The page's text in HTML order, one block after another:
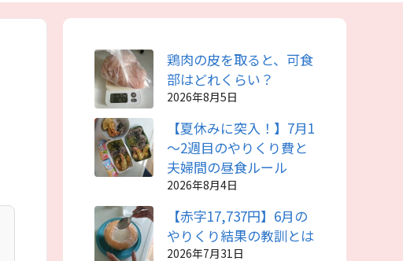
鶏肉の皮を取ると、可食
部はどれくらい？
2026年8月5日
【夏休みに突入！】7月1
～2週目のやりくり費と
夫婦間の昼食ルール
2026年8月4日
【赤字17,737円】6月の
やりくり結果の教訓とは
2026年7月31日